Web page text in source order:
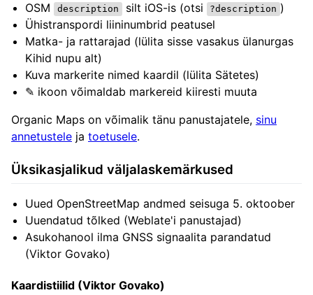
OSM
description silt iOS-is (otsi ?description )
Ühistranspordi liininumbrid peatusel
Matka- ja rattarajad (lülita sisse vasakus ülanurgas
Kihid nupu alt)
Kuva markerite nimed kaardil (lülita Sätetes)
✎ ikoon võimaldab markereid kiiresti muuta
Organic Maps on võimalik tänu panustajatele, sinu
annetustele ja toetusele.
Üksikasjalikud väljalaskemärkused
Uued OpenStreetMap andmed seisuga 5. oktoober
Uuendatud tõlked (Weblate'i panustajad)
Asukohanool ilma GNSS signaalita parandatud
(Viktor Govako)
Kaardistiilid (Viktor Govako)